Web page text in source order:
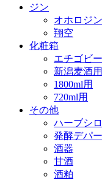
ジン
オホロジン
翔空
化粧箱
エチゴビ
新潟麦酒用
1800ml用
720ml用
その他
ハーブシ
発酵デパ
酒器
甘酒
酒粕